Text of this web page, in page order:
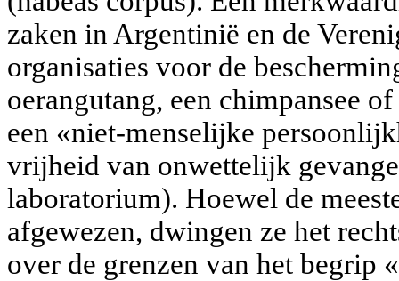
zaken in Argentinië en de
organisaties voor de
oerangutang, een chimpansee
een «niet-menselijke
vrijheid van onwettelijk
laboratorium). Hoewel de
afgewezen, dwingen ze het
over de grenzen van het begrip